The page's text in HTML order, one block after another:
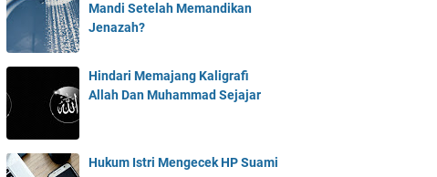
Mandi Setelah Memandikan
Jenazah?
Hindari Memajang Kaligrafi
Allah Dan Muhammad Sejajar
Hukum Istri Mengecek HP Suami